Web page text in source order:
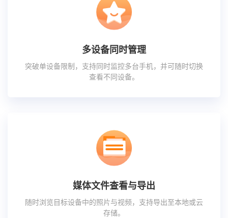
多设备同时管理
突破单设备限制，支持同时监控多台手机，并可随时切换
查看不同设备。
媒体文件查看与导出
随时浏览目标设备中的照片与视频，支持导出至本地或云
存储。